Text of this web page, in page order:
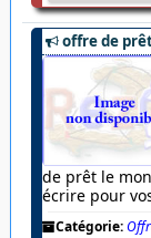
offre de
de prêt le
écrire pour
Catégorie: